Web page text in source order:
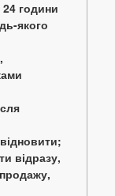
години
якого
відразу,